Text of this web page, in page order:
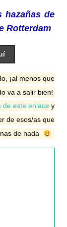
hazañas de
Rotterdam
¡al menos que
va a salir bien!
de este enlace y
de esos/as que
de nada